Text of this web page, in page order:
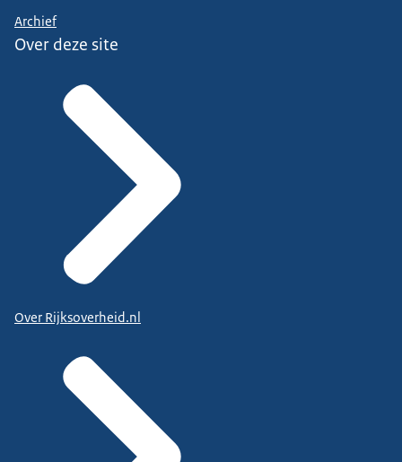
Archief
Over deze site
Over Rijksoverheid.nl